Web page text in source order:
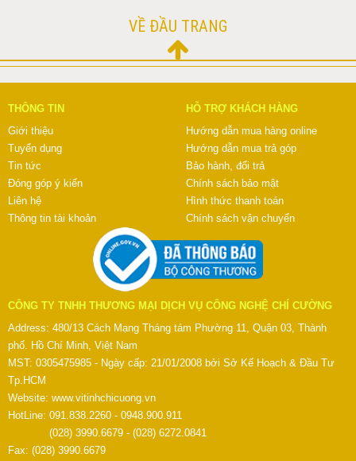
VỀ ĐẦU TRANG
THÔNG TIN
Giới thiệu
Tuyển dụng
Tin tức
Đóng góp ý kiến
Liên hệ
Thông tin tài khoản
HỖ TRỢ KHÁCH HÀNG
Hướng dẫn mua hàng online
Hướng dẫn mua trả góp
Bảo hành, đổi trả
Chính sách bảo mật
Hình thức thanh toán
Chính sách vận chuyển
CÔNG TY TNHH THƯƠNG MẠI DỊCH VỤ CÔNG NGHỆ CHÍ CƯỜNG
Address: 480/13 Cách Mạng Tháng tám Phường 11, Quận 03, Thành
phố. Hồ Chí Minh, Việt Nam
MST: 0305475985 - Ngày cấp: 21/01/2008 bởi Sở Kế Hoạch & Đầu Tư
Tp.HCM
Website: www.vitinhchicuong.vn
HotLine: 091.838.2260 - 0948.900.911
(028) 3990.6679 - (028) 6272.0841
Fax: (028) 3990.6679